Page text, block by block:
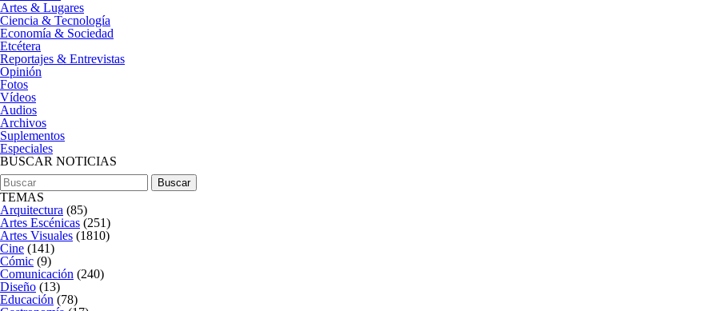
Artes & Lugares
Ciencia & Tecnología
Economía & Sociedad
Etcétera
Reportajes & Entrevistas
Opinión
Fotos
Vídeos
Audios
Archivos
Suplementos
Especiales
BUSCAR NOTICIAS
TEMAS
Arquitectura (85)
Artes Escénicas (251)
Artes Visuales (1810)
Cine (141)
Cómic (9)
Comunicación (240)
Diseño (13)
Educación (78)